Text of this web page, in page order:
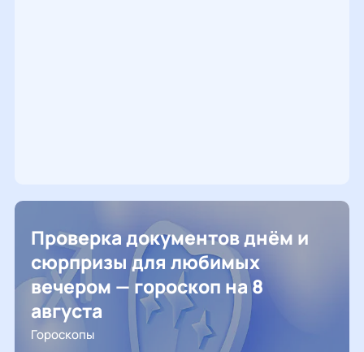
Проверка документов днём и
сюрпризы для любимых
вечером — гороскоп на 8
августа
Гороскопы